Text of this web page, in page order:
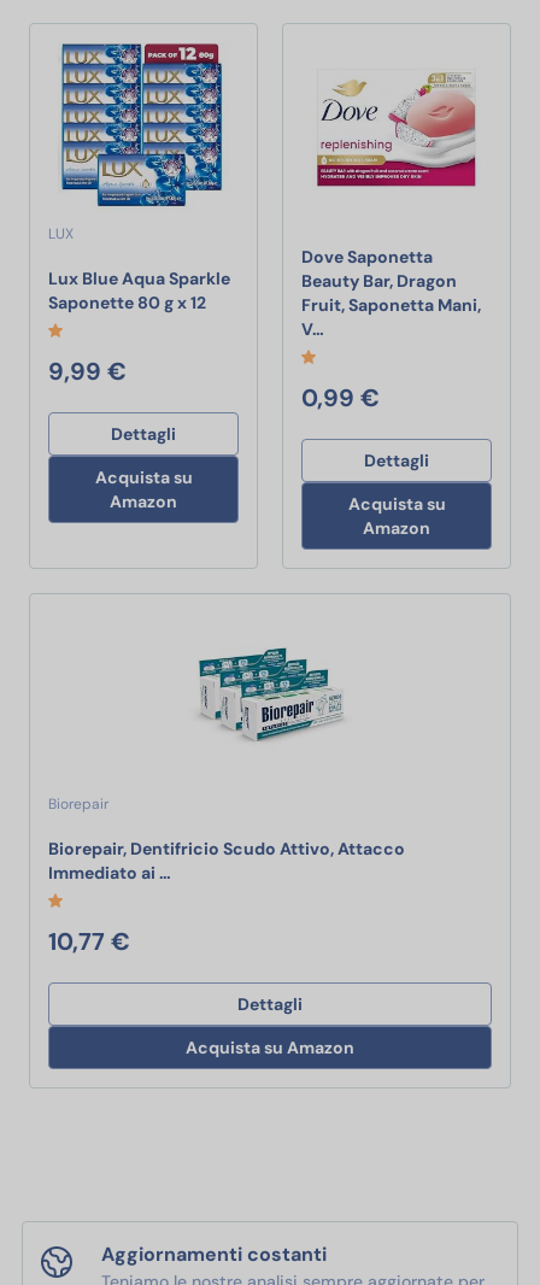
LUX
Lux Blue Aqua Sparkle
Saponette 80 g x 12Lux Blue Aqua Sparkle Saponette 80 g x
9,99 €
Dettagli
Acquista su
Amazon
Dove Saponetta
Beauty Bar, Dragon
Fruit, Saponetta Mani,
V…
0,99 €
Dettagli
Acquista su
Amazon
Biorepair
Biorepair, Dentifricio Scudo Attivo, Attacco
Immediato ai …
10,77 €
Dettagli
Acquista su Amazon
Aggiornamenti costanti